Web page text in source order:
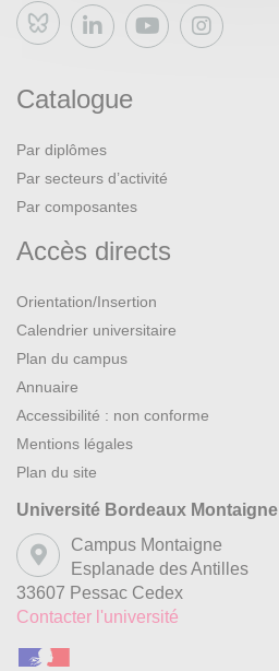
Bluesky
Catalogue
Par diplômes
Par secteurs d’activité
Par composantes
Accès directs
Orientation/Insertion
Calendrier universitaire
Plan du campus
Annuaire
Accessibilité : non conforme
Mentions légales
Plan du site
Université Bordeaux Montaigne
Campus Montaigne
Esplanade des Antilles
33607 Pessac Cedex
Contacter l'université